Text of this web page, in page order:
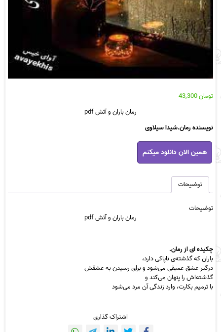
تومان43,300
رمان باران و آتش pdf
نویسنده رمان.شیدا سیلاوی
رمان
باران
و
pdf
عدد
همین الان دانلود میکنم
توضیحات
توضیحات
رمان باران و آتشpdf
چکیده ای از رمان.
باران که گذشته‌یناپاکیدارد،
درگیر عشق عمیقی می‌شود و برای رسیدن بهعشقش
گذشته‌اش را پنهان می‌کند و
با ترمیم بکارت، وارد زندگی آنمردمی‌شود
اشتراک گذاری